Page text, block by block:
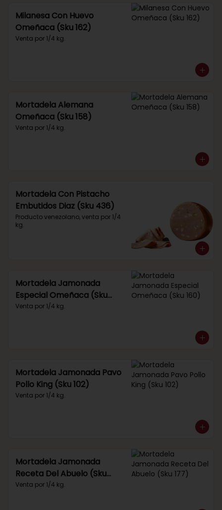
Milanesa Con Huevo
Omeñaca (Sku 162)
Venta por 1/4 kg.
Mortadela Alemana
Omeñaca (Sku 158)
Venta por 1/4 kg.
Mortadela Con Pistacho
Embutidos Diaz (Sku 436)
Producto venezolano, venta por 1/4
kg.
Mortadela Jamonada
Especial Omeñaca (Sku
160)
Venta por 1/4 kg.
Mortadela Jamonada Pavo
Pollo King (Sku 102)
Venta por 1/4 kg.
Mortadela Jamonada
Receta Del Abuelo (Sku
177)
Venta por 1/4 kg.